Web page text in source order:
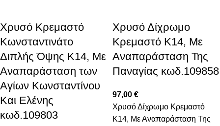
Χρυσό Κρεμαστό
Κωνσταντινάτο
Διπλής Όψης K14, Με
Αναπαράσταση των
Αγίων Κωνσταντίνου
Και Ελένης
κωδ.109803
Χρυσό Δίχρωμο
Κρεμαστό K14, Με
Αναπαράσταση Της
Παναγίας κωδ.109858
97,00 €
Χρυσό Δίχρωμο Κρεμαστό
K14, Με Αναπαράσταση Της